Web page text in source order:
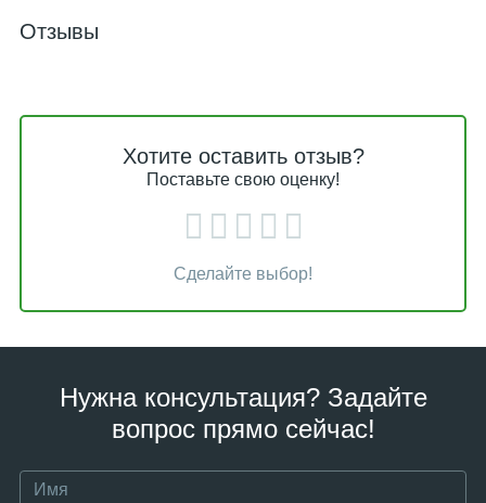
Отзывы
Хотите оставить отзыв?
Поставьте свою оценку!
Сделайте выбор!
Нужна консультация? Задайте
вопрос прямо сейчас!